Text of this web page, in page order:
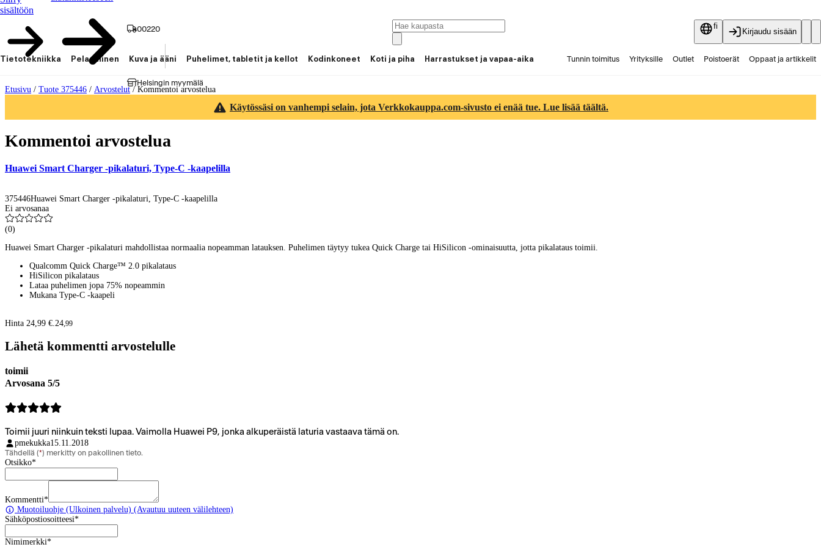
sisältöön
00220
Helsingin myymälä
fi
Kirjaudu sisään
Tietotekniikka Pelaaminen Kuva ja ääni Puhelimet, tabletit ja kellot Kodinkoneet Koti ja piha Harrastukset ja vapaa-aika Tunnin toimitus Yrityksille Outlet Poistoerät Oppaat ja artikkelit
Etusivu / Tuote 375446 / Arvostelut/ Kommentoi arvostelua
Käytössäsi on vanhempi selain, jota Verkkokauppa.com-sivusto ei enää tue. Lue lisää täältä.
Kommentoi arvostelua
Huawei Smart Charger -pikalaturi, Type-C -kaapelilla
375446Huawei Smart Charger -pikalaturi, Type-C -kaapelilla
Ei arvosanaa
(0)
Huawei Smart Charger -pikalaturi mahdollistaa normaalia nopeamman latauksen. Puhelimen täytyy tukea Quick Charge tai HiSilicon -ominaisuutta, jotta pikalataus toimii.
Qualcomm Quick Charge™ 2.0 pikalataus
HiSilicon pikalataus
Lataa puhelimen jopa 75% nopeammin
Mukana Type-C -kaapeli
Hinta 24,99 €.24,99
Lähetä kommentti arvostelulle
toimii
Arvosana 5/5
Toimii juuri niinkuin teksti lupaa. Vaimolla Huawei P9, jonka alkuperäistä laturia vastaava tämä on.
pmekukka15.11.2018
Tähdellä (*) merkitty on pakollinen tieto.
Otsikko*
Kommentti*
Muotoiluohje (Ulkoinen palvelu) (Avautuu uuteen välilehteen)
Sähköpostiosoitteesi*
Nimimerkki*